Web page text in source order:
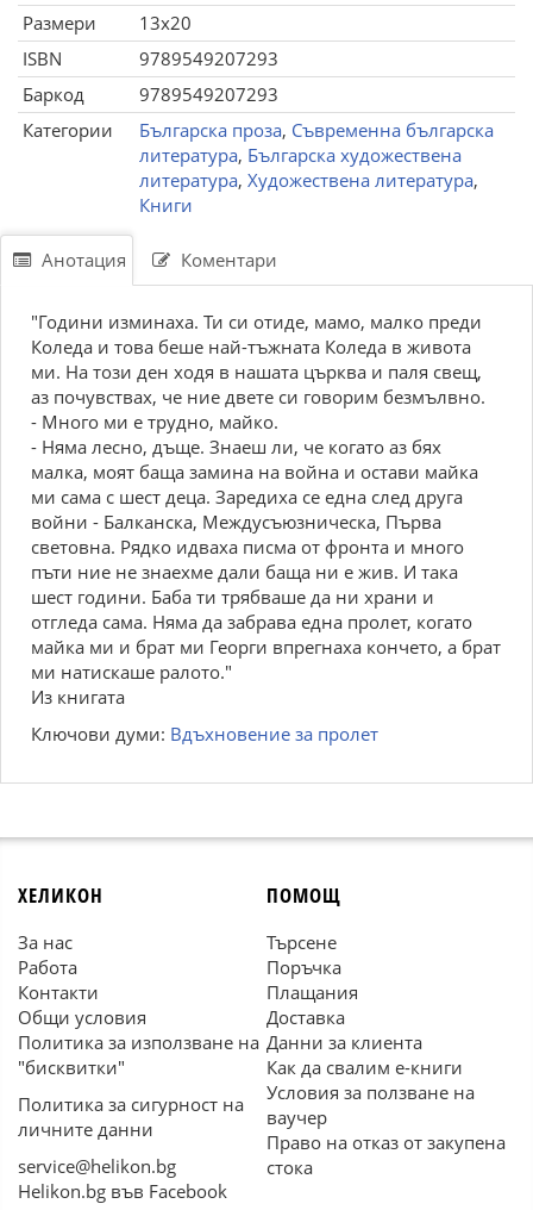
Размери
13x20
ISBN
9789549207293
Баркод
9789549207293
Категории
Българска проза, Съвременна българска
литература, Българска художествена
литература, Художествена литература,
Книги
Анотация Коментари
"Години изминаха. Ти си отиде, мамо, малко преди
Коледа и това беше най-тъжната Коледа в живота
ми. На този ден ходя в нашата църква и паля свещ,
аз почувствах, че ние двете си говорим безмълвно.
- Много ми е трудно, майко.
- Няма лесно, дъще. Знаеш ли, че когато аз бях
малка, моят баща замина на война и остави майка
ми сама с шест деца. Заредиха се една след друга
войни - Балканска, Междусъюзническа, Първа
световна. Рядко идваха писма от фронта и много
пъти ние не знаехме дали баща ни е жив. И така
шест години. Баба ти трябваше да ни храни и
отгледа сама. Няма да забрава една пролет, когато
майка ми и брат ми Георги впрегнаха кончето, а брат
ми натискаше ралото."
Из книгата
Ключови думи: Вдъхновение за пролет
ХЕЛИКОН
За нас
Работа
Контакти
Общи условия
Политика за използване на
"бисквитки"
Политика за сигурност на
личните данни
service@helikon.bg
Helikon.bg във Facebook
ПОМОЩ
Търсене
Поръчка
Плащания
Доставка
Данни за клиента
Как да свалим е-книги
Условия за ползване на
ваучер
Право на отказ от закупена
стока